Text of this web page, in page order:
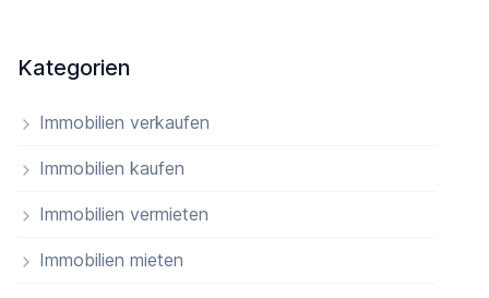
Kategorien
Immobilien verkaufen
Immobilien kaufen
Immobilien vermieten
Immobilien mieten